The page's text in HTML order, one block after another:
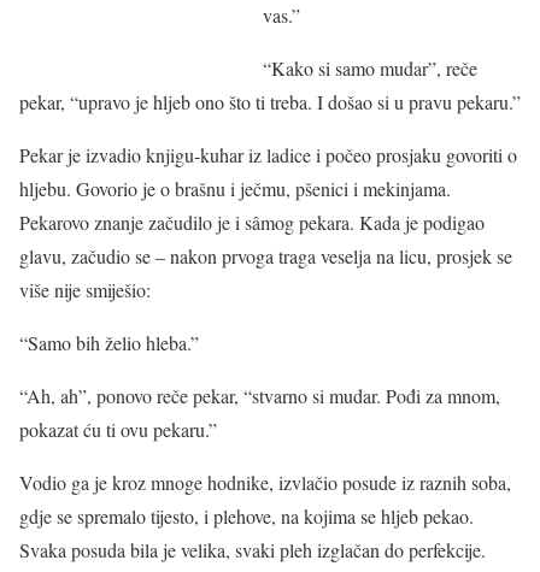
vas.”
“Kako si samo mudar”, reče
pekar, “upravo je hljeb ono što ti treba. I došao si u pravu pekaru.”
Pekar je izvadio knjigu-kuhar iz ladice i počeo prosjaku govoriti o
hljebu. Govorio je o brašnu i ječmu, pšenici i mekinjama.
Pekarovo znanje začudilo je i sâmog pekara. Kada je podigao
glavu, začudio se – nakon prvoga traga veselja na licu, prosjek se
više nije smiješio:
“Samo bih želio hleba.”
“Ah, ah”, ponovo reče pekar, “stvarno si mudar. Pođi za mnom,
pokazat ću ti ovu pekaru.”
Vodio ga je kroz mnoge hodnike, izvlačio posude iz raznih soba,
gdje se spremalo tijesto, i plehove, na kojima se hljeb pekao.
Svaka posuda bila je velika, svaki pleh izglačan do perfekcije.